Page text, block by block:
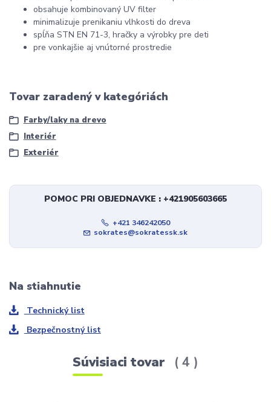
obsahuje kombinovaný UV filter
minimalizuje prenikaniu vlhkosti do dreva
spĺňa STN EN 71-3, hračky a výrobky pre deti
pre vonkajšie aj vnútorné prostredie
Tovar zaradený v kategóriách
Farby/laky na drevo
Interiér
Exteriér
POMOC PRI OBJEDNAVKE : +421905603665
+421 346242050
sokrates@sokratessk.sk
Na stiahnutie
Technický list
Bezpečnostný list
Súvisiaci tovar 4